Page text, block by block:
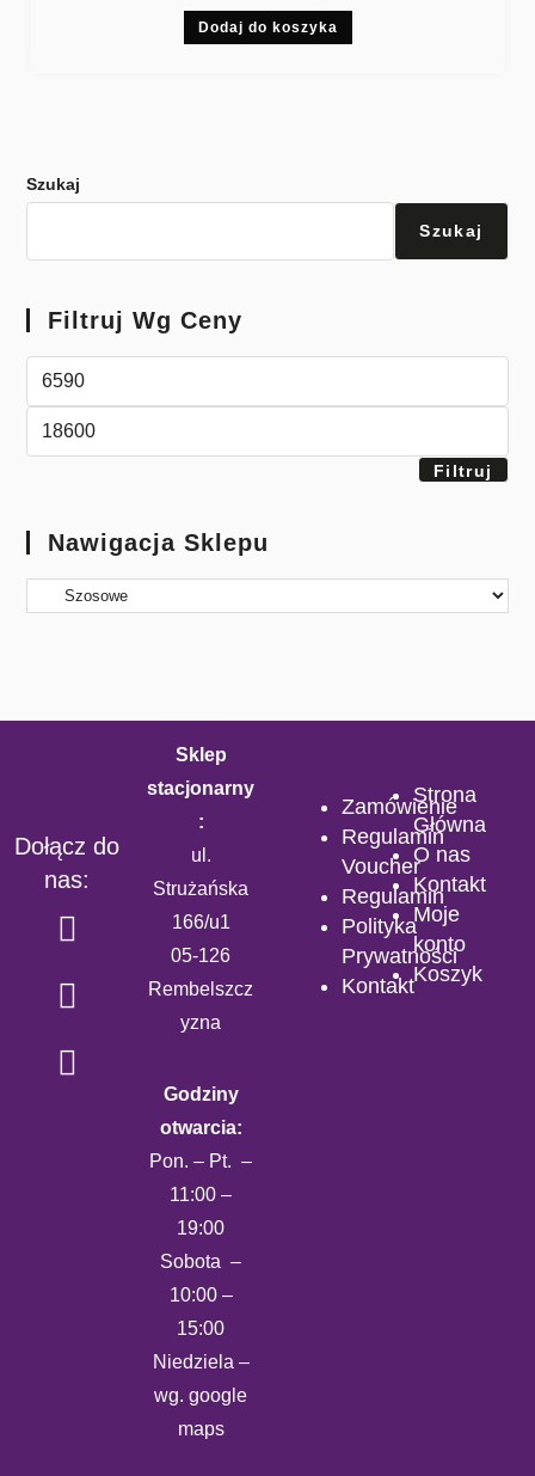
Dodaj do koszyka
Szukaj
Szukaj
Filtruj Wg Ceny
Filtruj
Nawigacja Sklepu
Dołącz do
nas:
Sklep
stacjonarny
:
ul.
Strużańska
166/u1
05-126
Rembelszcz
yzna
Godziny
otwarcia:
Pon. – Pt. –
11:00 –
19:00
Sobota –
10:00 –
15:00
Niedziela –
wg. google
maps
Zamówienie
Regulamin
Voucher
Regulamin
Polityka
Prywatności
Kontakt
Strona
Główna
O nas
Kontakt
Moje
konto
Koszyk